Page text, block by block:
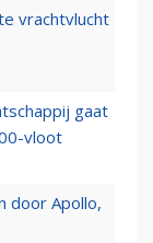
vrachtvlucht
gaat
vloot
door Apollo,